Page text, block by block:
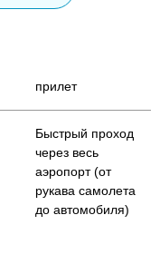
прилет
Быстрый проход
через весь
аэропорт (от
рукава самолета
до автомобиля)